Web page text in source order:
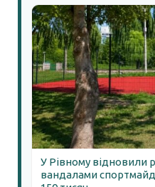
У Рівному відновили
вандалами